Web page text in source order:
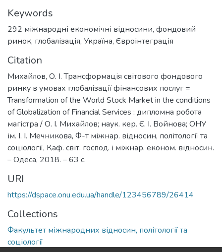
Keywords
292 міжнародні економічні відносини, фондовий
ринок, глобалізація, Україна, Євроінтеграція
Citation
Михайлов, О. І. Трансформація світового фондового
ринку в умовах глобалізації фінансових послуг =
Transformation of the World Stock Market in the conditions
of Globalization of Financial Services : дипломна робота
магістра / О. І. Михайлов; наук. кер. Є. І. Войнова; ОНУ
ім. І. І. Мечникова, Ф-т міжнар. відносин, політології та
соціології, Каф. світ. господ. і міжнар. економ. відносин.
– Одеса, 2018. – 63 с.
URI
https://dspace.onu.edu.ua/handle/123456789/26414
Collections
Факультет міжнародних відносин, політології та
соціології